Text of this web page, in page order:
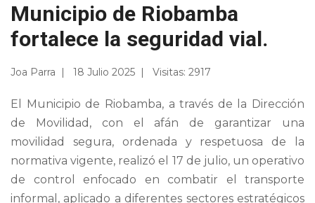
Municipio de Riobamba
fortalece la seguridad vial.
Joa Parra 18 Julio 2025 Visitas: 2917
El Municipio de Riobamba, a través de la Dirección
de Movilidad, con el afán de garantizar una
movilidad segura, ordenada y respetuosa de la
normativa vigente, realizó el 17 de julio, un operativo
de control enfocado en combatir el transporte
informal, aplicado a diferentes sectores estratégicos